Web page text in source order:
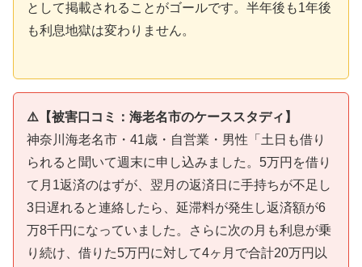
として掲載されることがゴールです。半年後も1年後
も利息地獄は変わりません。
⚠️【被害口コミ：海老名市のケーススタディ】
神奈川海老名市・41歳・自営業・男性「土日も借り
られると聞いて週末に申し込みました。5万円を借り
て月1返済のはずが、翌月の返済日に手持ちが不足し
3日遅れると連絡したら、延滞料が発生し返済額が6
万8千円になっていました。さらに次の月も利息が乗
り続け、借りた5万円に対して4ヶ月で合計20万円以